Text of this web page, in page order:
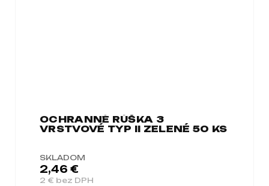
OCHRANNÉ RÚŠKA 3
VRSTVOVÉ TYP II ZELENÉ 50 KS
SKLADOM
2 € bez DPH
2,46 €